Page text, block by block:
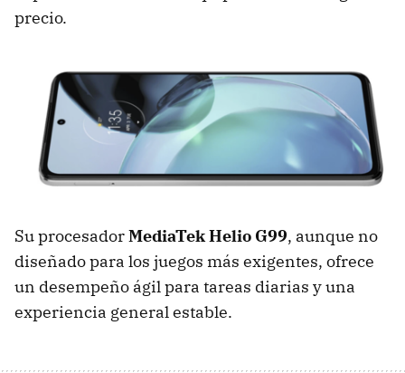
precio.
Su procesadorMediaTek Helio G99, aunque no
diseñado para los juegos más exigentes, ofrece
un desempeño ágil para tareas diarias y una
experiencia general estable.